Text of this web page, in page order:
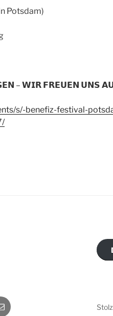
Potsdam)
– 𝗪𝗜𝗥 𝗙𝗥𝗘𝗨𝗘𝗡 𝗨𝗡𝗦
s/-benefiz-festival-